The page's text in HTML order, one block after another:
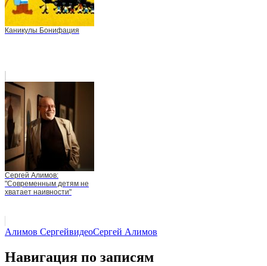
Каникулы Бонифация
Сергей Алимов:
"Современным детям не
хватает наивности"
Алимов СергейвидеоСергей Алимов
Навигация по записям